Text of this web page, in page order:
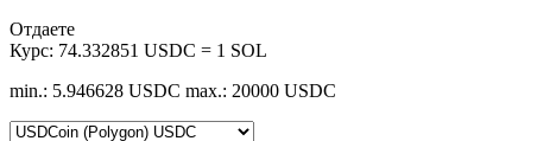
Отдаете
Курс: 74.332851 USDC = 1 SOL
min.: 5.946628 USDC max.: 20000 USDC